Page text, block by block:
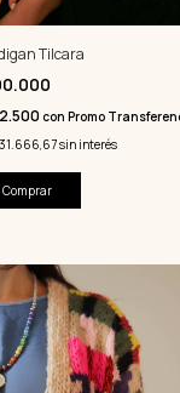
Tilcara
con Promo
sin interés
Comprar